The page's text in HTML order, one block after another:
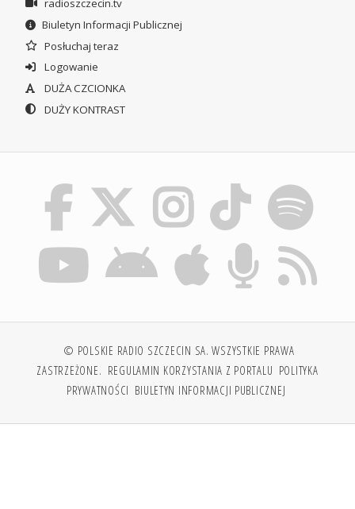
radioszczecin.tv
Biuletyn Informacji Publicznej
Posłuchaj teraz
Logowanie
DUŻA CZCIONKA
DUŻY KONTRAST
© POLSKIE RADIO SZCZECIN SA. WSZYSTKIE PRAWA
ZASTRZEŻONE. REGULAMIN KORZYSTANIA Z PORTALU POLITYKA
PRYWATNOŚCI BIULETYN INFORMACJI PUBLICZNEJ